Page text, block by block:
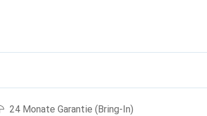
24 Monate Garantie (Bring-In)